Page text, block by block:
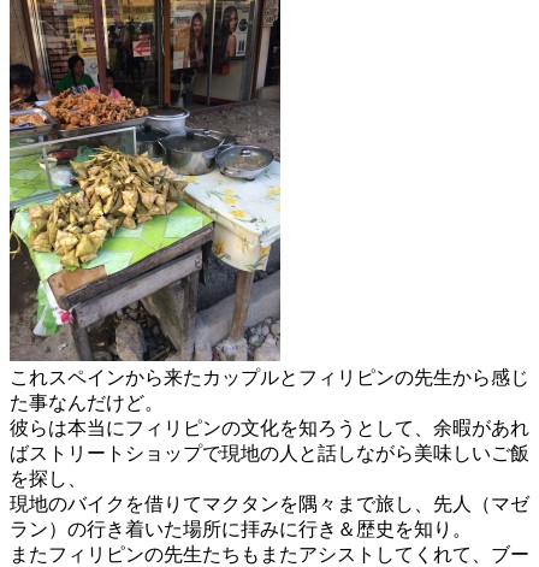
これスペインから来たカップルとフィリピンの先生から感じ
た事なんだけど。
彼らは本当にフィリピンの文化を知ろうとして、余暇があれ
ばストリートショップで現地の人と話しながら美味しいご飯
を探し、
現地のバイクを借りてマクタンを隅々まで旅し、先人（マゼ
ラン）の行き着いた場所に拝みに行き＆歴史を知り。
またフィリピンの先生たちもまたアシストしてくれて、ブー